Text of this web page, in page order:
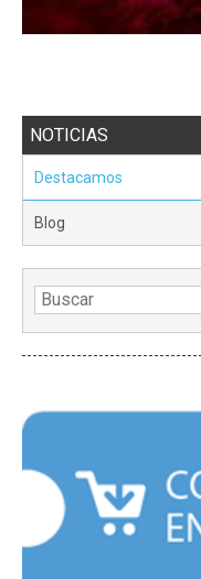
NOTICIAS
Destacamos
Blog